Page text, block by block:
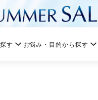
す お悩み・目的から探す